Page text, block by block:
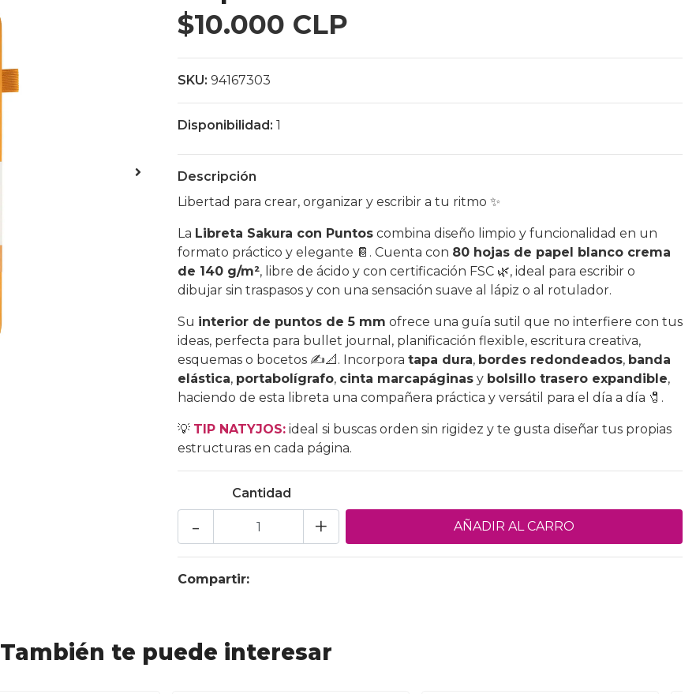
$10.000 CLP
SKU: 94167303
Disponibilidad: 1
Descripción
Libertad para crear, organizar y escribir a tu ritmo ✨
La Libreta Sakura con Puntos combina diseño limpio y funcionalidad en un
formato práctico y elegante 📔. Cuenta con 80 hojas de papel blanco crema
de 140 g/m², libre de ácido y con certificación FSC 🌿, ideal para escribir o
dibujar sin traspasos y con una sensación suave al lápiz o al rotulador.
Su interior de puntos de 5 mm ofrece una guía sutil que no interfiere con tus
ideas, perfecta para bullet journal, planificación flexible, escritura creativa,
esquemas o bocetos ✍️📐. Incorpora tapa dura, bordes redondeados, banda
elástica, portabolígrafo, cinta marcapáginas y bolsillo trasero expandible,
haciendo de esta libreta una compañera práctica y versátil para el día a día 🧷.
💡 TIP NATYJOS: ideal si buscas orden sin rigidez y te gusta diseñar tus propias
estructuras en cada página.
Cantidad
+
-
Compartir:
También te puede interesar